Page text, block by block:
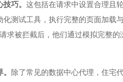
巧。 这包括在请求中设置合理且
测试工具，执行完整的页面加载
求被拦截后，他们通过模拟完整
除了常见的数据中心代理，住宅